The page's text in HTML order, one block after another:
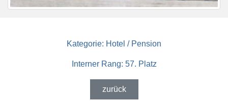
Kategorie: Hotel / Pension
Interner Rang: 57. Platz
zurück